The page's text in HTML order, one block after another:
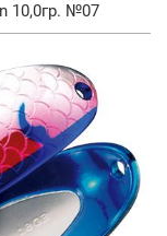
10,0гр. №07